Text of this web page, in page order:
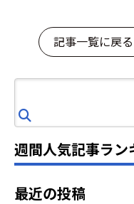
記事一覧に戻る
索
週間人気記事ラン
最近の投稿